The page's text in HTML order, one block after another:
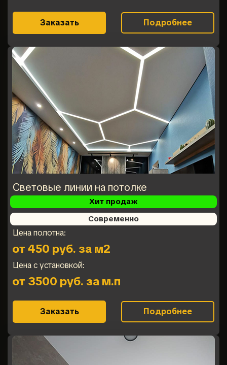
Заказать Подробнее
Световые линии на потолке
Хит продаж
Современно
Цена полотна:
от 450 руб. за м2
Цена с установкой:
от 3500 руб. за м.п
Заказать Подробнее